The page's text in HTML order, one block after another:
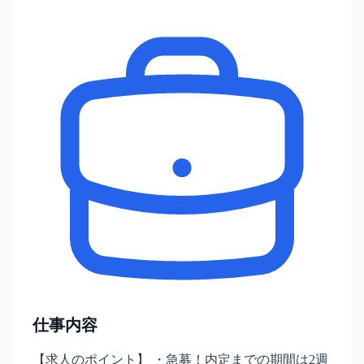
仕事内容
【求人のポイント】 ・急募！内定までの期間は2週